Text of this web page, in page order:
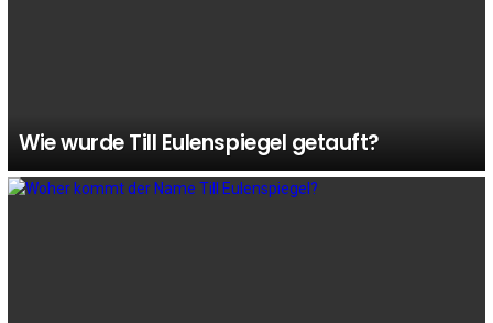
Wie wurde Till Eulenspiegel getauft?